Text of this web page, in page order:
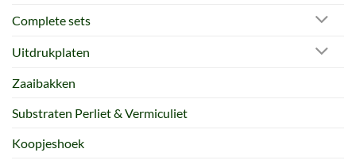
Complete sets
Uitdrukplaten
Zaaibakken
Substraten Perliet & Vermiculiet
Koopjeshoek